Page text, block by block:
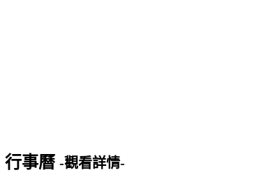
行事曆 -觀看詳情-